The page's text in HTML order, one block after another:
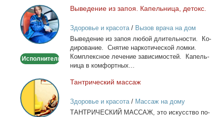
Выведение
из
запоя.
Капельница,
Исполнитель
Вы­ве­де­ние из за­поя. Ка­пель­ни­ца, де­токс.
Здоровье и красота/ Вызов врача на дом
Вы­ве­де­ние из за­поя лю­бой дли­тель­но­сти. Ко­
ди­ро­ва­ние. Сня­тие нар­ко­ти­че­ской лом­ки.
Ком­плекс­ное ле­че­ние за­ви­си­мо­стей. Ка­пель­
ни­ца в ком­форт­ных...
Тантрический
массаж
Тан­три­че­ский мас­саж
Здоровье и красота/ Массаж на дому
ТАНТРИЧЕСКИЙ МАССАЖ, это ис­кус­ство по­